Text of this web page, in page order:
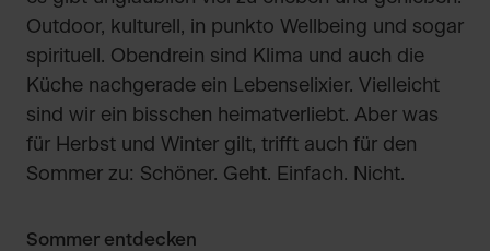
Outdoor, kulturell, in punkto Wellbeing und sogar
spirituell. Obendrein sind Klima und auch die
Küche nachgerade ein Lebenselixier. Vielleicht
sind wir ein bisschen heimatverliebt. Aber was
für Herbst und Winter gilt, trifft auch für den
Sommer zu: Schöner. Geht. Einfach. Nicht.
Sommer entdecken